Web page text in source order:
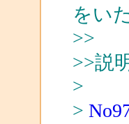
をい
>>
>>説
>
>